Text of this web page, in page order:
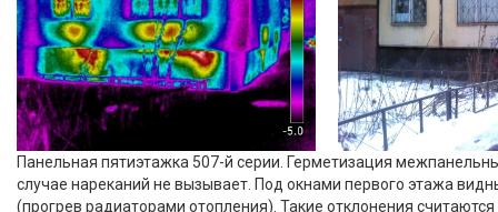
Панельная пятиэтажка 507-й серии. Герметизация
случае нареканий не вызывает. Под окнами первого этажа
(прогрев радиаторами отопления). Такие отклонения